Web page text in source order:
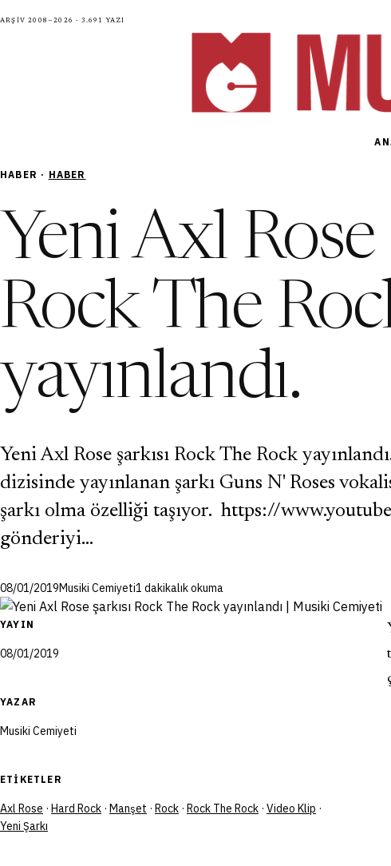
Arşiv 2008—2026 · 3.691 yazı
HABER · HABER
Yeni Axl Rose
Rock The
yayınlandı.
Yeni Axl Rose şarkısı Rock The Rock
dizisinde yayınlanan şarkı Guns N' Roses
şarkı olma özelliği taşıyor. https://
gönderiyi…
08/01/2019Musiki Cemiyeti1 dakikalık okuma
YAYIN
08/01/2019
YAZAR
Musiki Cemiyeti
ETIKETLER
Axl Rose · Hard Rock · Manşet · Rock · Rock The Rock · Video Klip ·
Yeni Şarkı